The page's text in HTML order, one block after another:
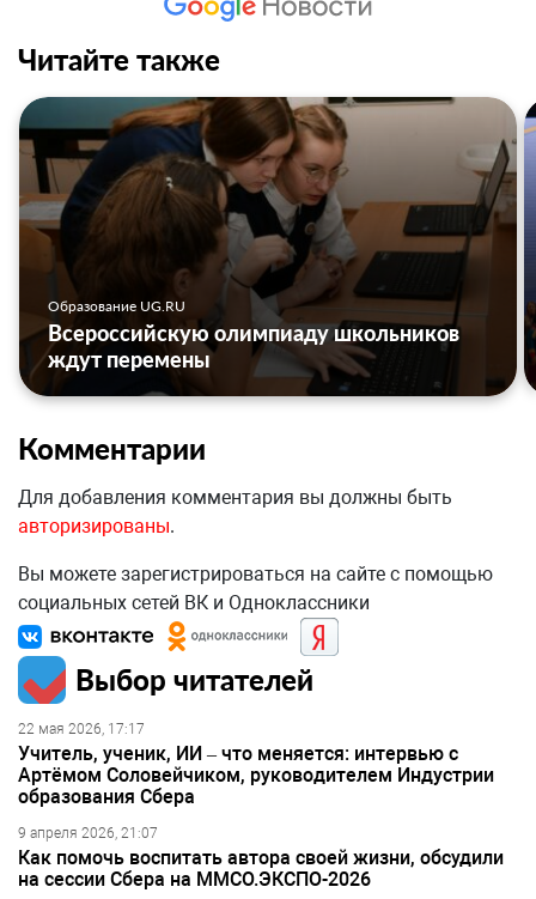
Читайте также
Образование UG.RU
Всероссийскую олимпиаду школьников
ждут перемены
Комментарии
Для добавления комментария вы должны быть
авторизированы.
Вы можете зарегистрироваться на сайте с помощью
социальных сетей ВК и Одноклассники
Выбор читателей
22 мая 2026, 17:17
Учитель, ученик, ИИ – что меняется: интервью с
Артёмом Соловейчиком, руководителем Индустрии
образования Сбера
9 апреля 2026, 21:07
Как помочь воспитать автора своей жизни, обсудили
на сессии Сбера на ММСО.ЭКСПО-2026